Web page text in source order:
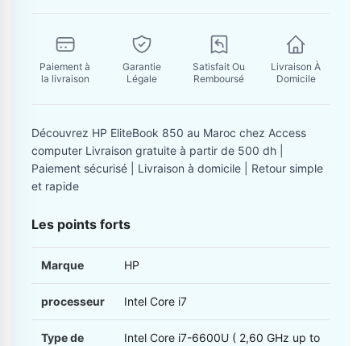
Paiement à
la livraison
Garantie
Légale
Satisfait Ou
Remboursé
Livraison À
Domicile
Découvrez HP EliteBook 850 au Maroc chez Access
computer Livraison gratuite à partir de 500 dh |
Paiement sécurisé | Livraison à domicile | Retour simple
et rapide
Les points forts
Marque HP
processeur Intel Core i7
Type de
Intel Core i7-6600U ( 2,60 GHz up to